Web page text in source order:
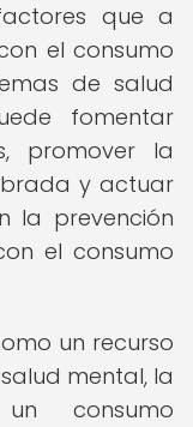
que a
el consumo
de salud
fomentar
promover la
y actuar
la prevención
el consumo
un recurso
mental, la
consumo